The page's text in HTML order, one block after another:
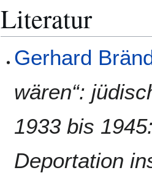
Literatur
Gerhard
wären“:
1933 bis
Deportation